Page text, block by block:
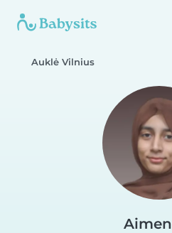
Auklė Vilnius
Aimen